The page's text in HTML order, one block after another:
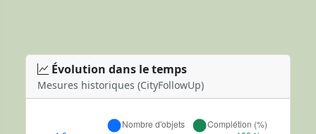
Évolution dans le temps
Mesures historiques (CityFollowUp)